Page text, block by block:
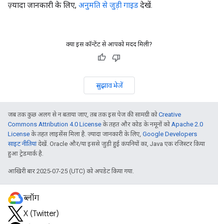
ज़्यादा जानकारी के लिए, अनुमति से जुड़ी गाइड देखें.
क्या इस कॉन्टेंट से आपको मदद मिली?
सुझाव भेजें
जब तक कुछ अलग से न बताया जाए, तब तक इस पेज की सामग्री कोCreative
Commons Attribution 4.0 License के तहत और कोड के नमूनों कोApache 2.0
License के तहत लाइसेंस मिला है. ज़्यादा जानकारी के लिए, Google Developers
साइट नीतियांदेखें. Oracle और/या इससे जुड़ी हुई कंपनियों का, Java एक रजिस्टर किया
हुआ ट्रेडमार्क है.
आखिरी बार 2025-07-25 (UTC) को अपडेट किया गया.
ब्लॉग
X (Twitter)